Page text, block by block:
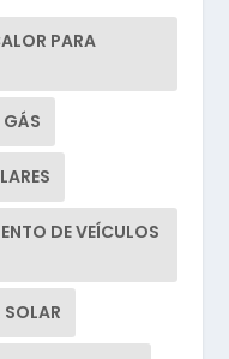
PARA
GÁS
DE VEÍCULOS